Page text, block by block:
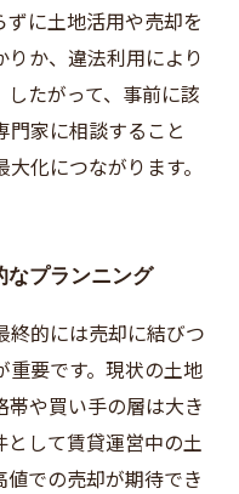
に土地活用や売却を
か、違法利用により
たがって、事前に該
門家に相談すること
化につながります。
なプランニング
終的には売却に結びつ
重要です。現状の土地
や買い手の層は大き
として賃貸運営中の土
での売却が期待でき